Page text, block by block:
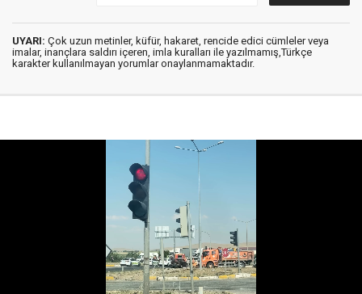
UYARI: Çok uzun metinler, küfür, hakaret, rencide edici cümleler veya
imalar, inançlara saldırı içeren, imla kuralları ile yazılmamış,Türkçe
karakter kullanılmayan yorumlar onaylanmamaktadır.